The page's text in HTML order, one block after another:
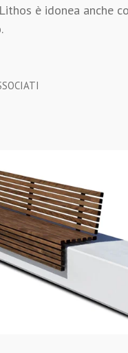
è idonea anche